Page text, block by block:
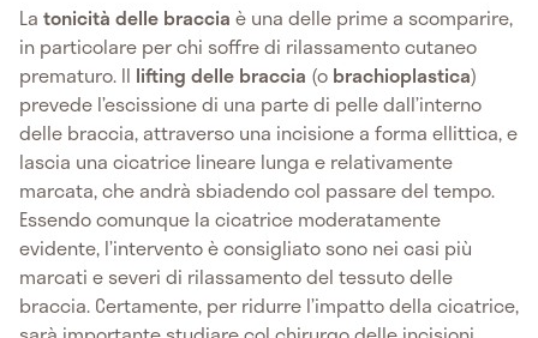
La tonicità delle braccia è una delle prime a scomparire,
in particolare per chi soffre di rilassamento cutaneo
prematuro. Il lifting delle braccia (o brachioplastica)
prevede l’escissione di una parte di pelle dall’interno
delle braccia, attraverso una incisione a forma ellittica, e
lascia una cicatrice lineare lunga e relativamente
marcata, che andrà sbiadendo col passare del tempo.
Essendo comunque la cicatrice moderatamente
evidente, l’intervento è consigliato sono nei casi più
marcati e severi di rilassamento del tessuto delle
braccia. Certamente, per ridurre l’impatto della cicatrice,